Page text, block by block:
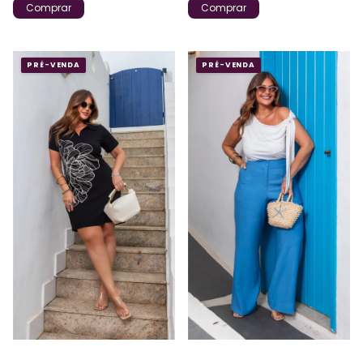
Comprar Comprar
PRÉ-VENDA PRÉ-VENDA